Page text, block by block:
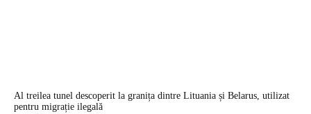
Al treilea tunel descoperit la granița dintre Lituania și Belarus, utilizat
pentru migrație ilegală